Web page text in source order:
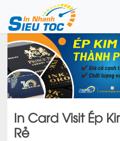
In Card Visit Ép
Rẻ